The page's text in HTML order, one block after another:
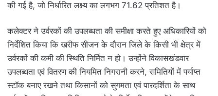
की गई है, जो निर्धारित लक्ष्य का लगभग 71.62 प्रतिशत है।
कलेक्टर ने उर्वरकों की उपलब्धता की समीक्षा करते हुए अधिकारियों को
निर्देशित किया कि खरीफ सीजन के दौरान जिले के किसी भी क्षेत्र में
उर्वरकों की कमी की स्थिति निर्मित न हो। उन्होंने विकासखंडवार
उपलब्धता एवं वितरण की नियमित निगरानी करने, समितियों में पर्याप्त
स्टॉक बनाए रखने तथा किसानों को सुगमता एवं पारदर्शिता के साथ